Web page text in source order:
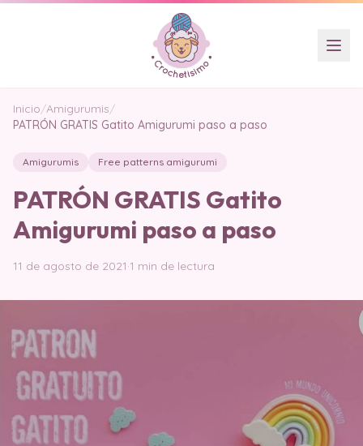
Inicio/Amigurumis/
PATRÓN GRATIS Gatito Amigurumi paso a paso
Amigurumis Free patterns amigurumi
PATRÓN GRATIS Gatito
Amigurumi paso a paso
11 de agosto de 2021·1 min de lectura